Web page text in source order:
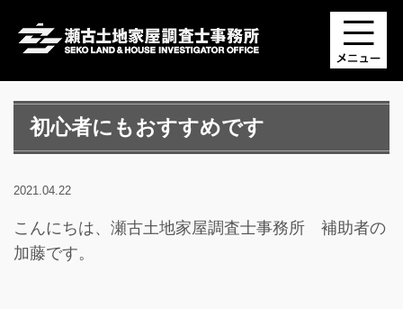
初心者にもおすすめです
2021.04.22
こんにちは、瀬古土地家屋調査士事務所 補助者の
加藤です。